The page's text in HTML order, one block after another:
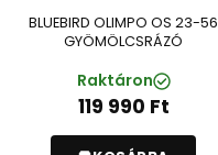
BLUEBIRD OLIMPO OS 23-56
GYÖMÖLCSRÁZÓ
Raktáron
119 990 Ft